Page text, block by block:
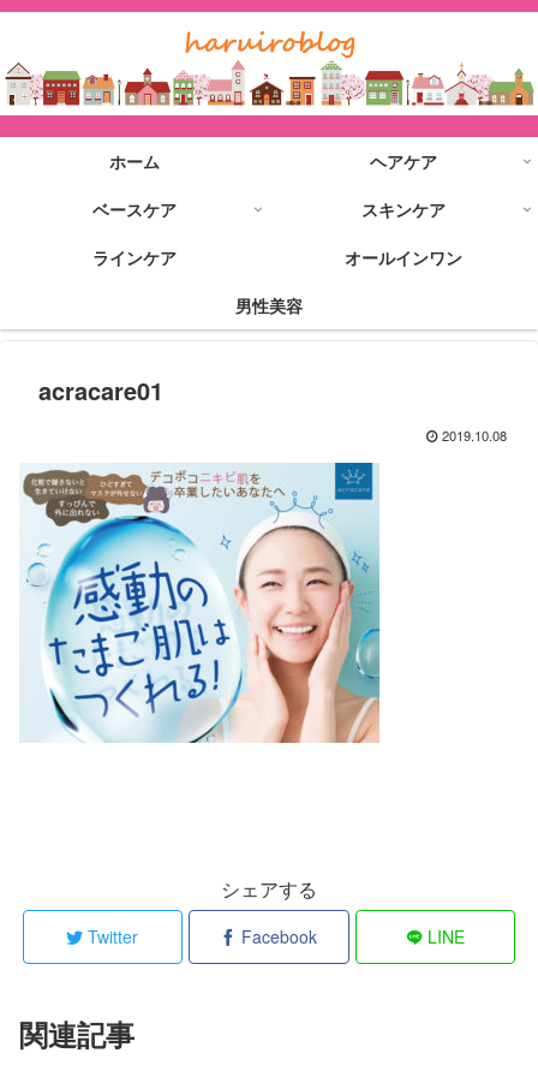
ホーム
ヘアケア
ベースケア
スキンケア
ラインケア
オールインワン
男性美容
acracare01
2019.10.08
シェアする
Twitter Facebook LINE
関連記事